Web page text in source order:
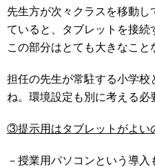
先生方が次々クラスを移動
ていると、タブレットを接続
この部分はとても大きなこと
担任の先生が常駐する小学校
ね。環境設定も別に考える必
③提示用はタブレットがよい
－授業用パソコンという導